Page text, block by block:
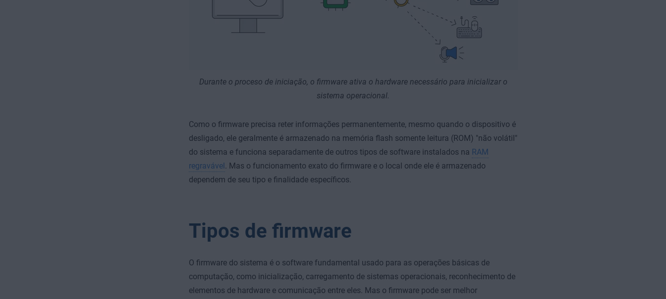
Durante o proceso de iniciação, o firmware ativa o hardware necessário para inicializar o
sistema operacional.
Como o firmware precisa reter informações permanentemente, mesmo quando o dispositivo é
desligado, ele geralmente é armazenado na memória flash somente leitura (ROM) "não volátil"
do sistema e funciona separadamente de outros tipos de software instalados na RAM
regravável. Mas o funcionamento exato do firmware e o local onde ele é armazenado
dependem de seu tipo e finalidade específicos.
Tipos de firmware
O firmware do sistema é o software fundamental usado para as operações básicas de
computação, como inicialização, carregamento de sistemas operacionais, reconhecimento de
elementos de hardware e comunicação entre eles. Mas o firmware pode ser melhor